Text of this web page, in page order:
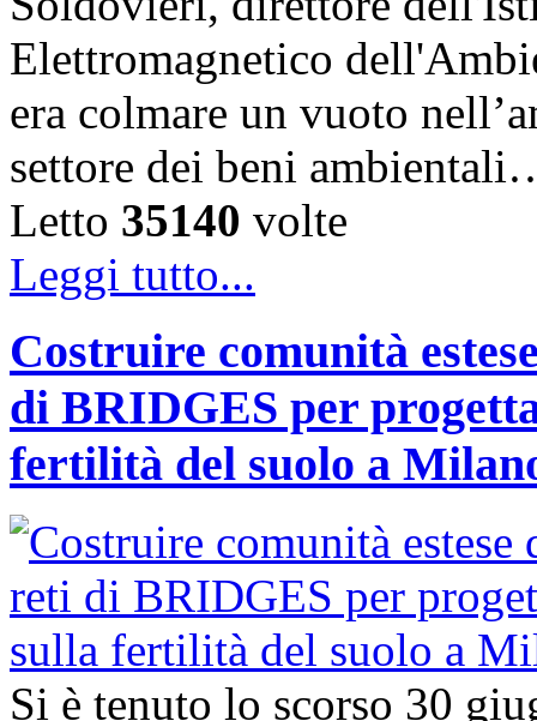
Elettromagnetico
era colmare un vuoto
settore dei beni
Letto 35140 volte
Leggi tutto...
Costruire comunità
di BRIDGES per
fertilità del suolo a
Si è tenuto lo scorso 30